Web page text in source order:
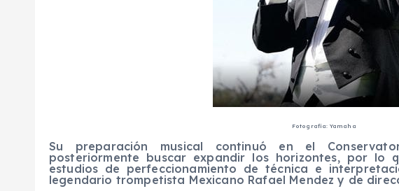
Fotografía: Yamaha
Su preparación musical continuó en el
posteriormente buscar expandir los horizontes, por lo
estudios de perfeccionamiento de técnica e
legendario trompetista Mexicano Rafael Mendez y de